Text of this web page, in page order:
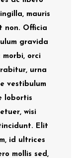
mauris
non. Officia
gravida
morbi, orci
urna
vestibulum
lobortis
wisi
Elit
id ultrices
mollis sed,